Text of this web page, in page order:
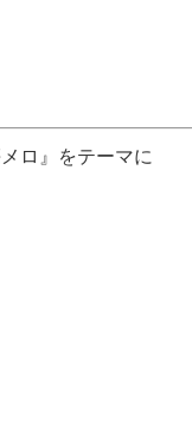
ロ』をテーマに